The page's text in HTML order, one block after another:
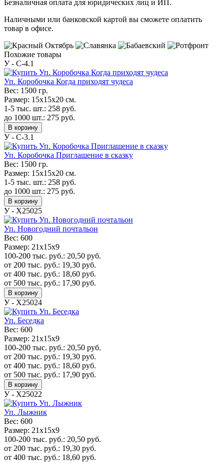
Безналичная оплата для юридических лиц и ИП.
Наличными или банковской картой вы сможете оплатить
товар в офисе.
Похожие товары
У - C-4.1
Уп. Коробочка Когда приходят чудеса
Вес: 1500 гр.
Размер: 15х15х20 см.
1-5 тыс. шт.: 258 руб.
до 1000 шт.: 275 руб.
В корзину
У - C-3.1
Уп. Коробочка Приглашение в сказку
Вес: 1500 гр.
Размер: 15х15х20 см.
1-5 тыс. шт.: 258 руб.
до 1000 шт.: 275 руб.
В корзину
У - Х25025
Уп. Новогодний почтальон
Вес: 600
Размер: 21х15х9
100-200 тыс. руб.: 20,50 руб.
от 200 тыс. руб.: 19,30 руб.
от 400 тыс. руб.: 18,60 руб.
от 500 тыс. руб.: 17,90 руб.
В корзину
У - Х25024
Уп. Беседка
Вес: 600
Размер: 21х15х9
100-200 тыс. руб.: 20,50 руб.
от 200 тыс. руб.: 19,30 руб.
от 400 тыс. руб.: 18,60 руб.
от 500 тыс. руб.: 17,90 руб.
В корзину
У - Х25022
Уп. Лыжник
Вес: 600
Размер: 21х15х9
100-200 тыс. руб.: 20,50 руб.
от 200 тыс. руб.: 19,30 руб.
от 400 тыс. руб.: 18,60 руб.